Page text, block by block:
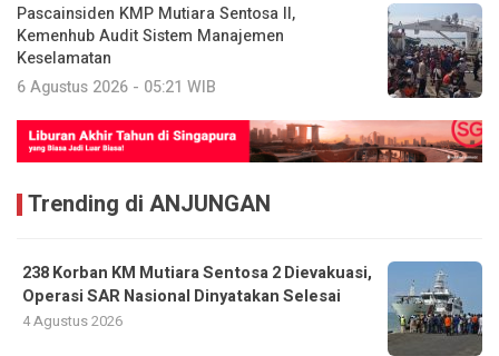
Pascainsiden KMP Mutiara Sentosa II,
Kemenhub Audit Sistem Manajemen
Keselamatan
6 Agustus 2026 - 05:21 WIB
Trending di ANJUNGAN
238 Korban KM Mutiara Sentosa 2 Dievakuasi,
Operasi SAR Nasional Dinyatakan Selesai
4 Agustus 2026